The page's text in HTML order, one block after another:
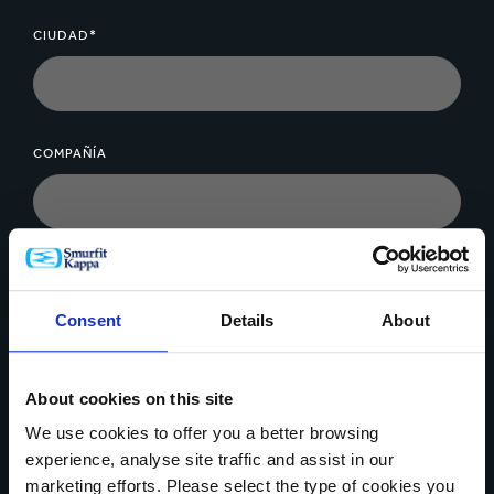
Consent Details About
About cookies on this site
We use cookies to offer you a better browsing
experience, analyse site traffic and assist in our
marketing efforts. Please select the type of cookies you
la base de la estiba y no requiere componentes
adicionales. La otra requiere dos separadores de base
de cartón corrugado, que proporcionan una sólida base
de estiba para productos de hasta 250 kg.
Los empaques con estibas integradas se desechan
fácilmente y son 100% reciclables.
CIUDAD*
COMPAÑÍA
MENSAJE*